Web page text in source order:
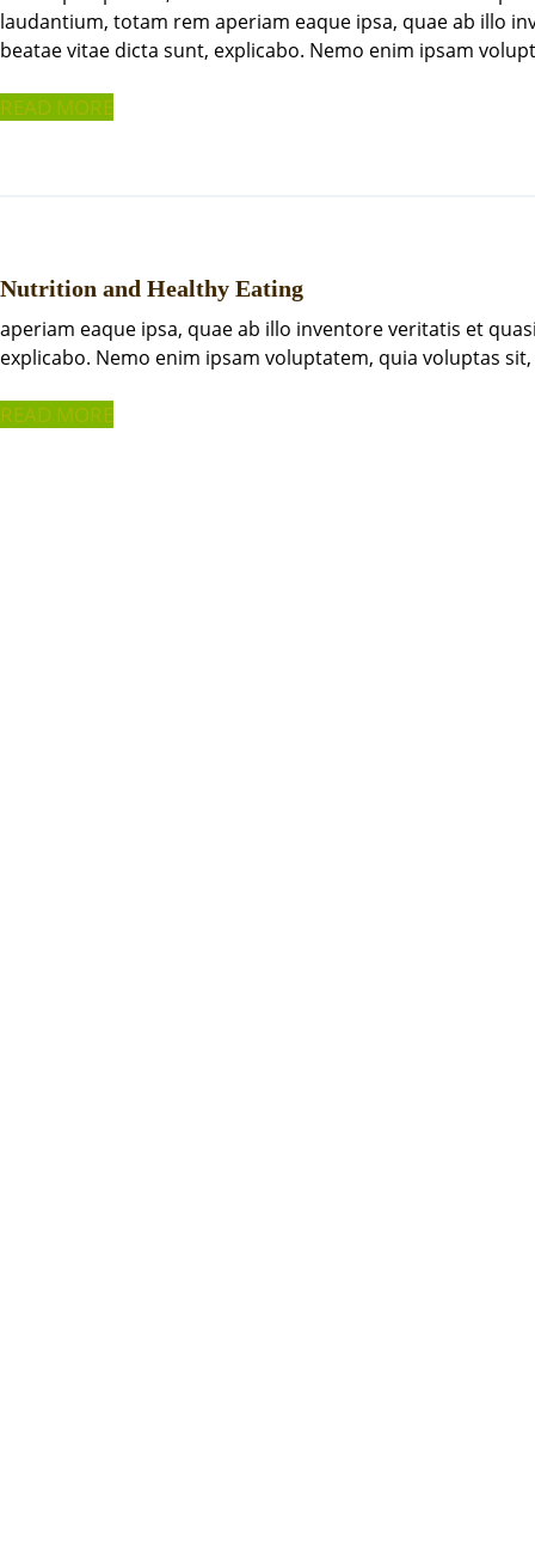
laudantium, totam rem aperiam eaque ipsa, quae ab illo
beatae vitae dicta sunt, explicabo. Nemo enim ipsam
READ MORE
Nutrition and Healthy Eating
aperiam eaque ipsa, quae ab illo inventore veritatis et
explicabo. Nemo enim ipsam voluptatem, quia voluptas
READ MORE